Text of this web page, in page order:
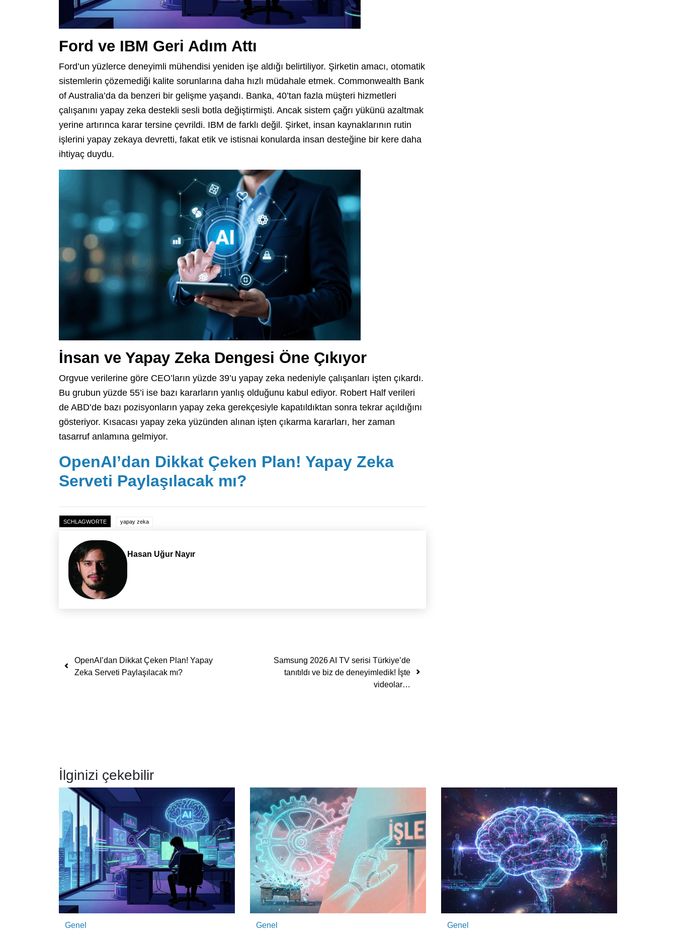
Ford ve IBM Geri Adım Attı
Ford’un yüzlerce deneyimli mühendisi yeniden işe aldığı belirtiliyor. Şirketin amacı, otomatik
sistemlerin çözemediği kalite sorunlarına daha hızlı müdahale etmek. Commonwealth Bank
of Australia’da da benzeri bir gelişme yaşandı. Banka, 40’tan fazla müşteri hizmetleri
çalışanını yapay zeka destekli sesli botla değiştirmişti. Ancak sistem çağrı yükünü azaltmak
yerine artırınca karar tersine çevrildi. IBM de farklı değil. Şirket, insan kaynaklarının rutin
işlerini yapay zekaya devretti, fakat etik ve istisnai konularda insan desteğine bir kere daha
ihtiyaç duydu.
İnsan ve Yapay Zeka Dengesi Öne Çıkıyor
Orgvue verilerine göre CEO’ların yüzde 39’u yapay zeka nedeniyle çalışanları işten çıkardı.
Bu grubun yüzde 55’i ise bazı kararların yanlış olduğunu kabul ediyor. Robert Half verileri
de ABD’de bazı pozisyonların yapay zeka gerekçesiyle kapatıldıktan sonra tekrar açıldığını
gösteriyor. Kısacası yapay zeka yüzünden alınan işten çıkarma kararları, her zaman
tasarruf anlamına gelmiyor.
OpenAI’dan Dikkat Çeken Plan! Yapay Zeka
Serveti Paylaşılacak mı?
SCHLAGWORTE yapay zeka
Hasan Uğur Nayır
Yazı dolaşımı
OpenAI’dan Dikkat Çeken Plan! Yapay
Zeka Serveti Paylaşılacak mı?
Samsung 2026 AI TV serisi Türkiye’de
tanıtıldı ve biz de deneyimledik! İşte
videolar…
İlginizi çekebilir
Genel Genel Genel